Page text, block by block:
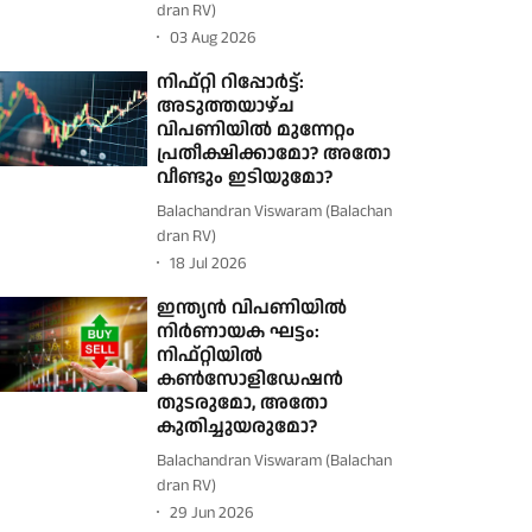
dran RV)
03 Aug 2026
നിഫ്റ്റി റിപ്പോർട്ട്:
അടുത്തയാഴ്ച
വിപണിയിൽ മുന്നേറ്റം
പ്രതീക്ഷിക്കാമോ? അതോ
വീണ്ടും ഇടിയുമോ?
Balachandran Viswaram (Balachan
dran RV)
18 Jul 2026
ഇന്ത്യൻ വിപണിയിൽ
നിർണായക ഘട്ടം:
നിഫ്റ്റിയിൽ
കൺസോളിഡേഷൻ
തുടരുമോ, അതോ
കുതിച്ചുയരുമോ?
Balachandran Viswaram (Balachan
dran RV)
29 Jun 2026